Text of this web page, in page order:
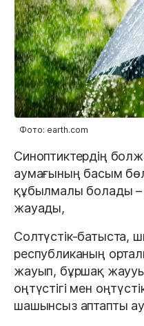
Фото: earth.com
Синоптиктердің
аумағының басым
құбылмалы болады –
жауады,
Солтүстік-батыста,
республиканың
жауып, бұршақ жаууы
оңтүстігі мен
шашынсыз аптапты